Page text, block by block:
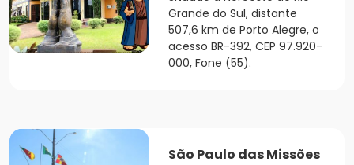
Grande do Sul, distante
507,6 km de Porto Alegre, o
acesso BR-392, CEP 97.920-
000, Fone (55).
São Paulo das Missões